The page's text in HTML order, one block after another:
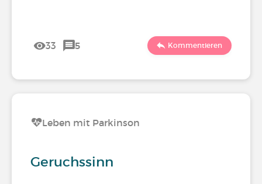
33 5 Kommentieren
Leben mit Parkinson
Geruchssinn